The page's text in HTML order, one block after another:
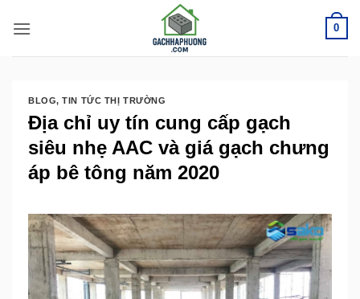
qua
nội
0
BLOG,TIN TỨC THỊ TRƯỜNG
Địa chỉ uy tín cung cấp gạch
siêu nhẹ AAC và giá gạch chưng
áp bê tông năm 2020